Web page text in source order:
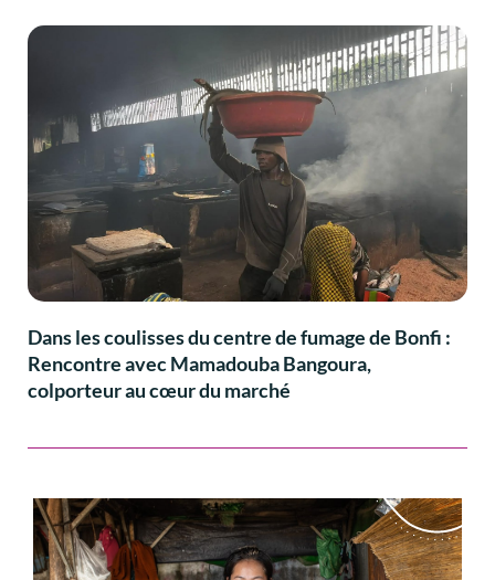
Dans les coulisses du centre de fumage de Bonfi :
Rencontre avec Mamadouba Bangoura,
colporteur au cœur du marché